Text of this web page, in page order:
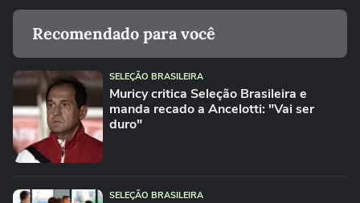
Recomendado para você
SELEÇÃO BRASILEIRA
Muricy critica Seleção Brasileira e
manda recado a Ancelotti: "Vai ser
duro"
SELEÇÃO BRASILEIRA